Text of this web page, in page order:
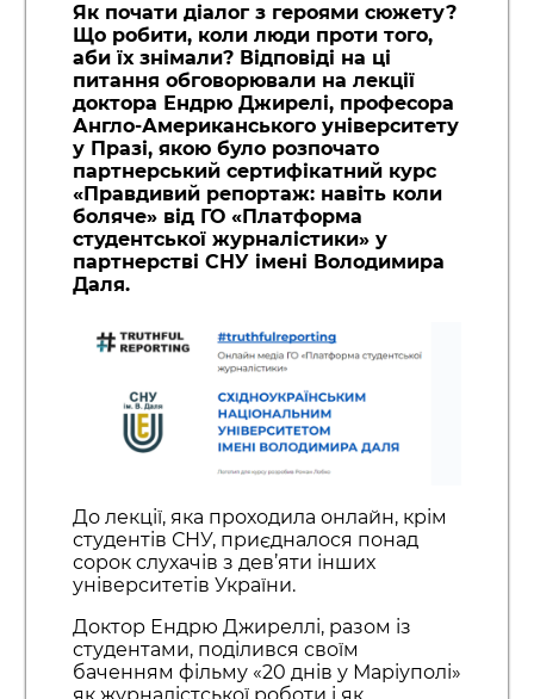
Як почати діалог з героями сюжету?
Що робити, коли люди проти того,
аби їх знімали? Відповіді на ці
питання обговорювали на лекції
доктора Ендрю Джирелі, професора
Англо-Американського університету
у Празі, якою було розпочато
партнерський сертифікатний курс
«Правдивий репортаж: навіть коли
боляче» від ГО «Платформа
студентської журналістики» у
партнерстві СНУ імені Володимира
Даля.
До лекції, яка проходила онлайн, крім
студентів СНУ, приєдналося понад
сорок слухачів з дев’яти інших
університетів України.
Доктор Ендрю Джиреллі, разом із
студентами, поділився своїм
баченням фільму «20 днів у Маріуполі»
як журналістської роботи і як